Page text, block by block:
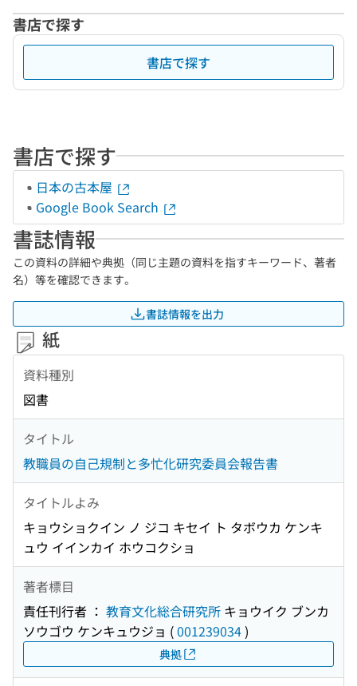
書店で探す
書店で探す
書店で探す
日本の古本屋
Google Book Search
書誌情報
この資料の詳細や典拠（同じ主題の資料を指すキーワード、著者
名）等を確認できます。
書誌情報を出力
紙
資料種別
図書
タイトル
教職員の自己規制と多忙化研究委員会報告書
タイトルよみ
キョウショクイン ノ ジコ キセイ ト タボウカ ケンキ
ュウ イインカイ ホウコクショ
著者標目
責任刊行者 ： 教育文化総合研究所 キョウイク ブンカ
ソウゴウ ケンキュウジョ (001239034)
典拠